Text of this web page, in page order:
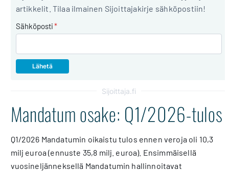
artikkelit. Tilaa ilmainen Sijoittajakirje sähköpostiin!
Sähköposti*
Sijoittaja.fi
Mandatum osake: Q1/2026-tulos
Q1/2026 Mandatumin oikaistu tulos ennen veroja oli 10,3
milj euroa (ennuste 35,8 milj. euroa). Ensimmäisellä
vuosineljänneksellä Mandatumin hallinnoitavat